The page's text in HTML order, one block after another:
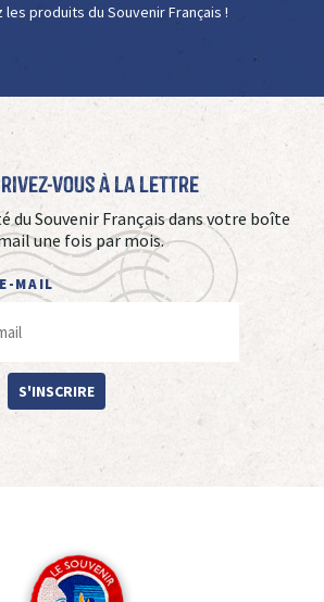
les produits du Souvenir Français !
vous à La Lettre
du Souvenir Français dans votre boîte
une fois par mois.
MAIL
S'INSCRIRE